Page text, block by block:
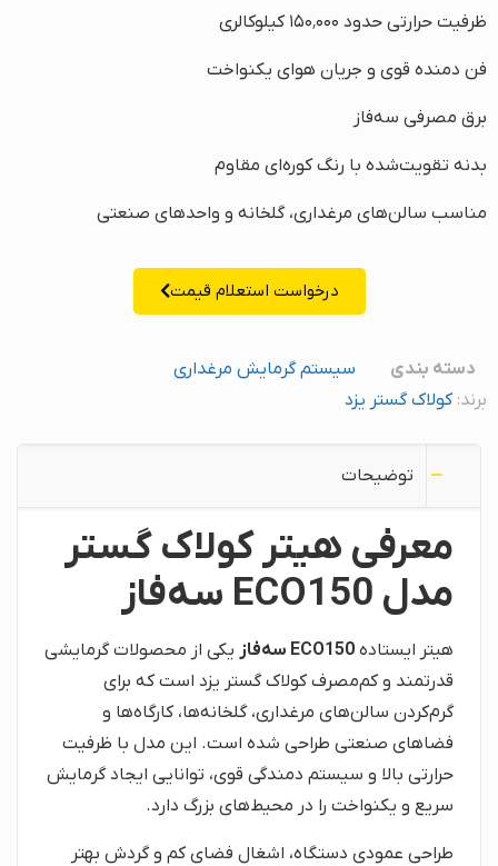
ظرفیت حرارتی حدود ۱۵۰٬۰۰۰ کیلوکالری
فن دمنده قوی و جریان هوای یکنواخت
برق مصرفی سه‌فاز
بدنه تقویت‌شده با رنگ کوره‌ای مقاوم
مناسب سالن‌های مرغداری، گلخانه و واحدهای صنعتی
درخواست استعلام قیمت
دسته بندی
سیستم گرمایش مرغداری
برند:کولاک گستر یزد
توضیحات
معرفی هیتر کولاک گستر
مدل ECO150 سه‌فاز
هیتر ایستاده ECO150 سه‌فاز
یکی از محصولات گرمایشی
قدرتمند و کم‌مصرف کولاک گستر یزد است که برای
گرم‌کردن سالن‌های مرغداری، گلخانه‌ها، کارگاه‌ها و
فضاهای صنعتی طراحی شده است. این مدل با ظرفیت
حرارتی بالا و سیستم دمندگی قوی، توانایی ایجاد گرمایش
سریع و یکنواخت را در محیط‌های بزرگ دارد.
طراحی عمودی دستگاه، اشغال فضای کم و گردش بهتر